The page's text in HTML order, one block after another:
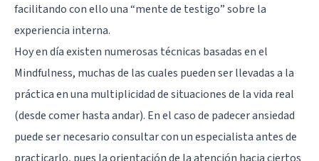
facilitando con ello una “mente de testigo” sobre la
experiencia interna.
Hoy en día existen numerosas técnicas basadas en el
Mindfulness, muchas de las cuales pueden ser llevadas a la
práctica en una multiplicidad de situaciones de la vida real
(desde comer hasta andar). En el caso de padecer ansiedad
puede ser necesario consultar con un especialista antes de